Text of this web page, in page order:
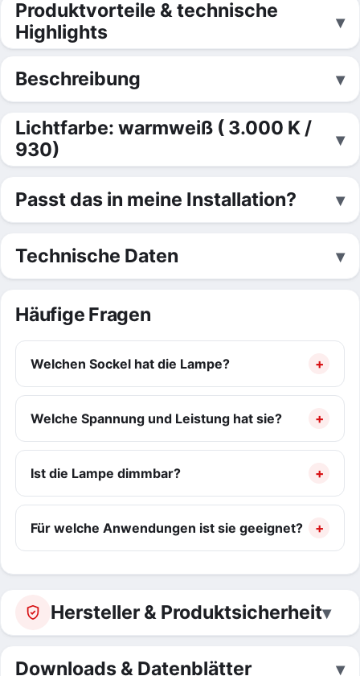
Produktvorteile & technische
Highlights
Beschreibung
Lichtfarbe: warmweiß ( 3.000 K /
930)
Passt das in meine Installation?
Technische Daten
Häufige Fragen
Welchen Sockel hat die Lampe?
Welche Spannung und Leistung hat sie?
Ist die Lampe dimmbar?
Für welche Anwendungen ist sie geeignet?
Hersteller & Produktsicherheit
Downloads & Datenblätter